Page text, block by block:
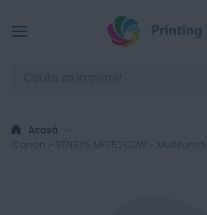
Acasă
Canon i-SENSYS MF752CDW -